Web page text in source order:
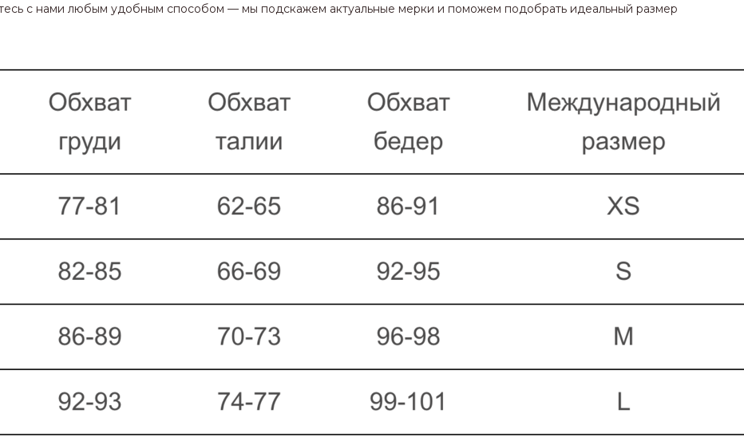
с нами любым удобным способом — мы подскажем актуальные мерки и поможем подобрать идеальный размер